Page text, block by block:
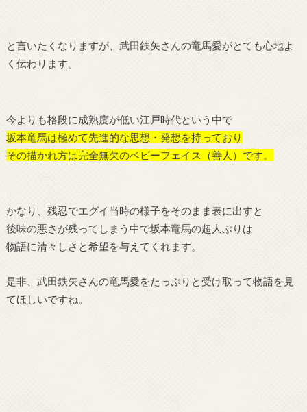
と言いたくなりますが、武田鉄矢さんの竜馬愛がとても心地よ
く伝わります。
今よりも格段に成熟度が低い江戸時代という中で
坂本竜馬は極めて先進的な思想・発想を持っており
その描かれ方は完全無欠のベビーフェイス（善人）です。
かなり、残忍でエグイ当時の様子をそのまま表に出すと
後味の悪さが残ってしまう中で坂本竜馬の超人ぶりは
物語に清々しさと希望を与えてくれます。
是非、武田鉄矢さんの竜馬愛をたっぷりと受け取って物語を見
てほしいですね。